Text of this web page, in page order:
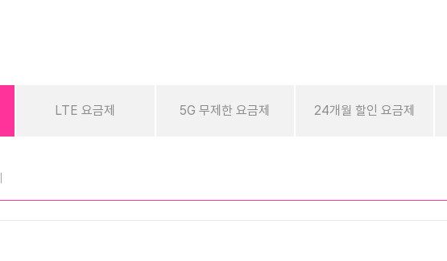
LTE 요금제 5G 무제한 요금제 24개월 할인 요금제